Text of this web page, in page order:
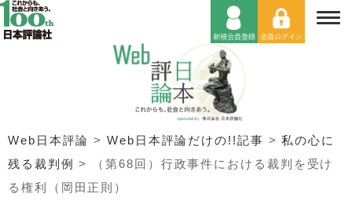
Web日本評論 >Web日本評論だけの!!記事 >私の心に
残る裁判例 >
（第68回）行政事件における裁判を受け
る権利（岡田正則）